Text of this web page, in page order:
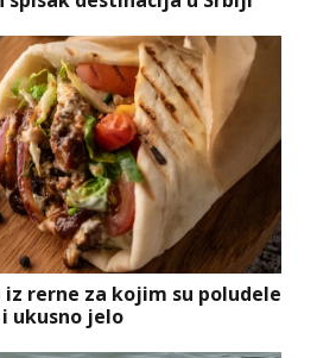
iz rerne za kojim su poludele
ukusno jelo